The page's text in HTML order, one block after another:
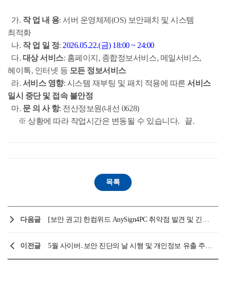
가. 작 업 내 용: 서버 운영체제(OS) 보안패치 및 시스템
최적화
나. 작 업 일 정: 2026.05.22.(금) 18:00 ~ 24:00
다. 대상 서비스: 홈페이지, 종합정보서비스, 메일서비스,
헤이톡, 인터넷 등 모든 정보서비스
라. 서비스 영향: 시스템 재부팅 및 패치 적용에 따른서비스
일시 중단 및 접속 불안정
마. 문 의 사 항: 전산정보원(내선 0628)
※ 상황에 따라 작업시간은 변동될 수 있습니다. 끝.
다음글
이전글